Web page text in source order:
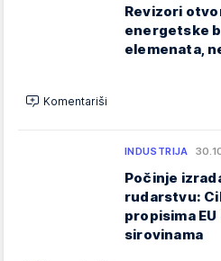
Revizori
energetske
elemenata,
Komentariši
INDUSTRIJA
Počinje
rudarstvu:
propisima
sirovinama